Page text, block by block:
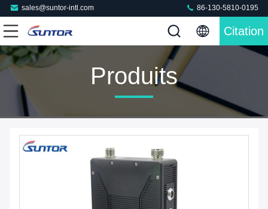
sales@suntor-intl.com 86-130-5810-0195
Citation
Produits